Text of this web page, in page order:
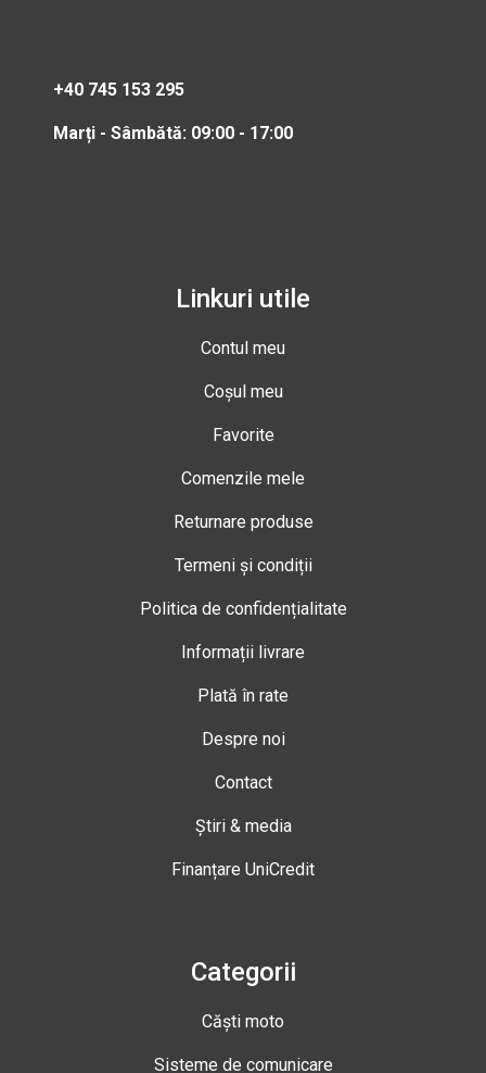
+40 745 153 295
Marți - Sâmbătă: 09:00 - 17:00
Linkuri utile
Contul meu
Coșul meu
Favorite
Comenzile mele
Returnare produse
Termeni și condiții
Politica de confidențialitate
Informații livrare
Plată în rate
Despre noi
Contact
Știri & media
Finanțare UniCredit
Categorii
Căști moto
Sisteme de comunicare